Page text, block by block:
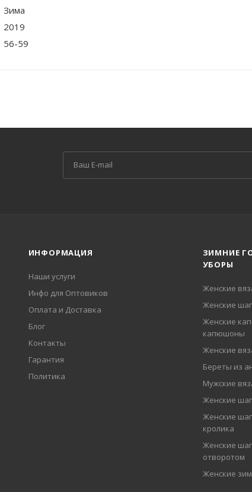
Зима
2019
56-59
ИНФОРМАЦИЯ
Наши услуги
Инфо для Оптовиков
Оплата и Доставка
Блог
Контакты
Гарантия
Политика
ЗИМНИЕ
УБОРЫ
Женские
Женские
Женские
капюшоны
Женские
Береты из
Мужские
Женские
Женские
кролика
Женские
отворотом
Женские